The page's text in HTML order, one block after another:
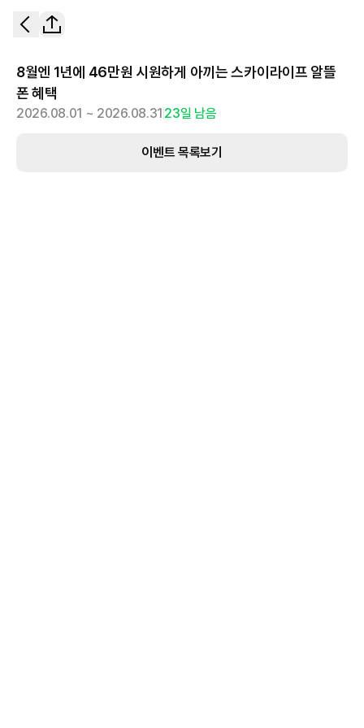
8월엔 1년에 46만원 시원하게 아끼는 스카이라이프 알뜰
폰 혜택
2026.08.01 ~ 2026.08.3123일 남음
이벤트 목록보기